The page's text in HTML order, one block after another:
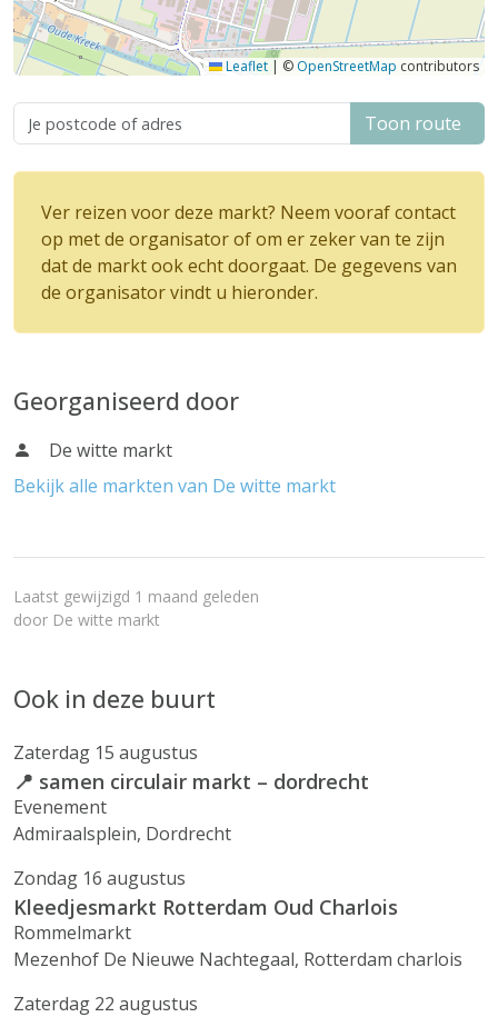
Leaflet | © OpenStreetMap contributors
Toon route
Ver reizen voor deze markt? Neem vooraf contact
op met de organisator of om er zeker van te zijn
dat de markt ook echt doorgaat. De gegevens van
de organisator vindt u hieronder.
Georganiseerd door
De witte markt
Bekijk alle markten van De witte markt
Laatst gewijzigd 1 maand geleden
door De witte markt
Ook in deze buurt
Zaterdag 15 augustus
📍 samen circulair markt – dordrecht
Evenement
Admiraalsplein, Dordrecht
Zondag 16 augustus
Kleedjesmarkt Rotterdam Oud Charlois
Rommelmarkt
Mezenhof De Nieuwe Nachtegaal, Rotterdam charlois
Zaterdag 22 augustus